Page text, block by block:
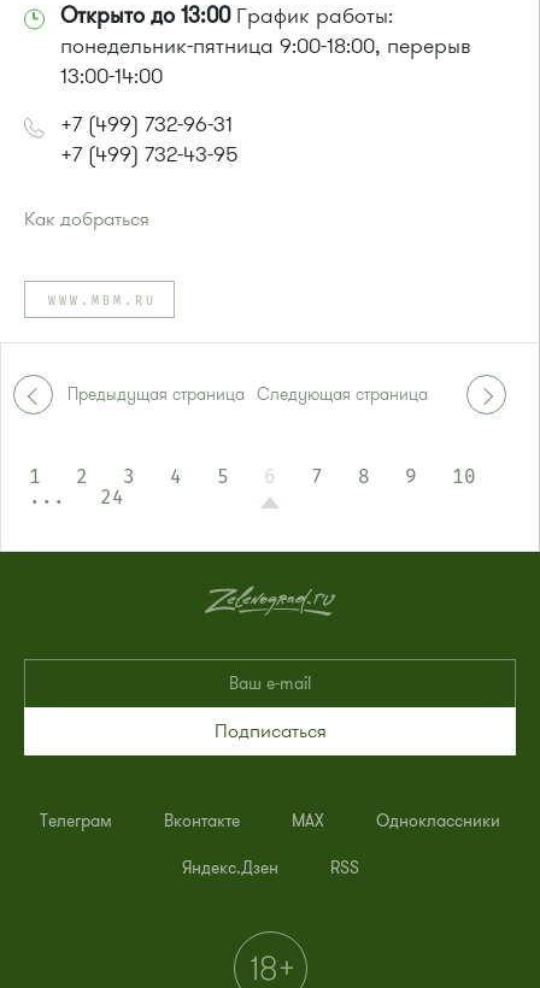
Открыто до 13:00График работы:
понедельник-пятница 9:00-18:00, перерыв
13:00-14:00
+7 (499) 732-96-31
+7 (499) 732-43-95
Как добраться
Автобусы № 1, 4, 8, 10, 12, 13, 15, 23, 29, 312, 377, 390, 476,
493.
Маршрутка № 127, 128, 312, 377, 390, 408м, 431м, 476, 476м,
или до остановки "Березовая аллея":
Автобусы № 1, 9, 10, 12, 13, 15, 23, 31.
WWW.MBM.RU
Предыдущая страница Следующая страница
1 2 3 4 5 6 7 8 9
10
...
24
Подписаться
Телеграм Вконтакте MAX Одноклассники
Яндекс.Дзен RSS